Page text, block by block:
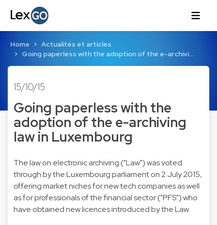
Home
Actualités et articles
Going paperless with the adoption of the e-archivi…
15/10/15
Going paperless with the
adoption of the e-archiving
law in Luxembourg
The law on electronic archiving ("Law") was voted
through by the Luxembourg parliament on 2 July 2015,
offering market niches for new tech companies as well
as for professionals of the financial sector ("PFS") who
have obtained new licences introduced by the Law.